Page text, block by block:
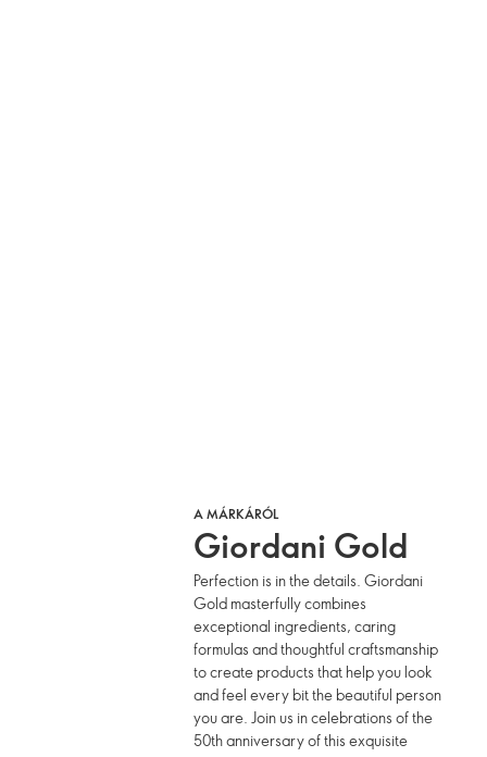
A MÁRKÁRÓL
Giordani Gold
Perfection is in the details. Giordani
Gold masterfully combines
exceptional ingredients, caring
formulas and thoughtful craftsmanship
to create products that help you look
and feel every bit the beautiful person
you are. Join us in celebrations of the
50th anniversary of this exquisite